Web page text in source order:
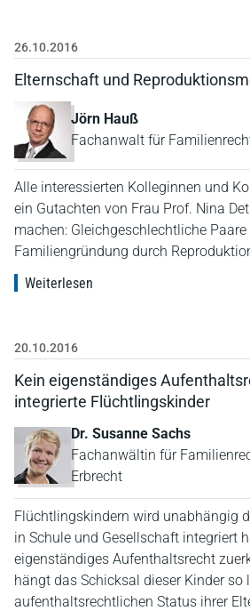
26.10.2016
Elternschaft und
Jörn Hauß
Fachanwalt für
Alle interessierten Kolleginnen und
ein Gutachten von Frau Prof. Nina
machen: Gleichgeschlechtliche Paare
Familiengründung durch
Weiterlesen
20.10.2016
Kein eigenständiges
integrierte Flüchtlingskinder
Dr. Susanne Sachs
Fachanwältin für
Erbrecht
Flüchtlingskindern wird unabhängig
in Schule und Gesellschaft integriert
eigenständiges Aufenthaltsrecht
hängt das Schicksal dieser Kinder so
aufenthaltsrechtlichen Status ihrer